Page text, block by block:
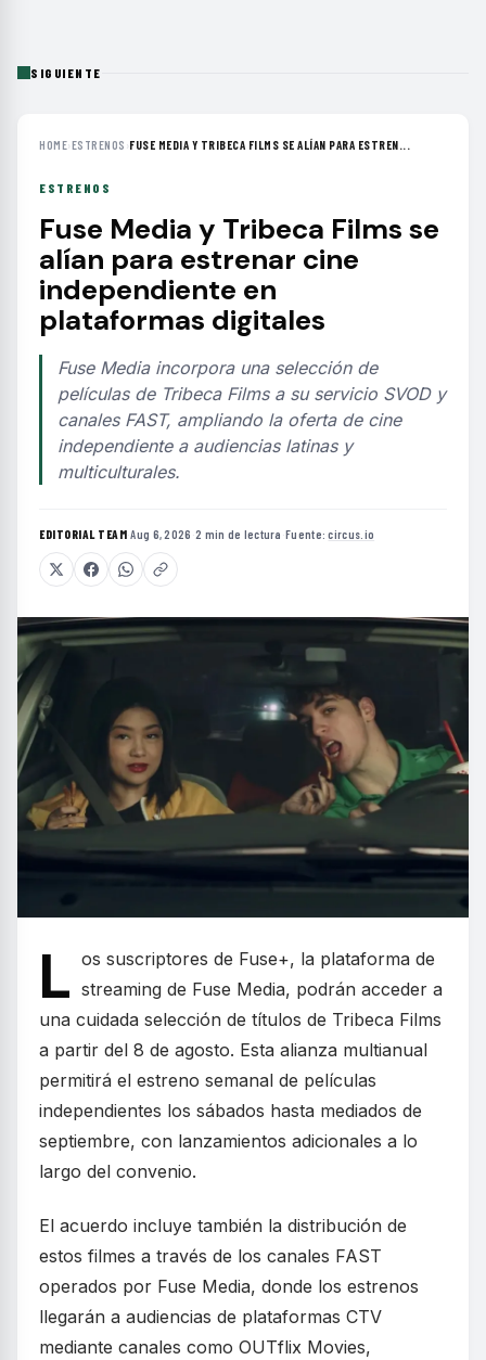
SIGUIENTE
HOME›ESTRENOS ›FUSE MEDIA Y TRIBECA FILMS SE ALÍAN PARA ESTREN...
ESTRENOS
Fuse Media y Tribeca Films se
alían para estrenar cine
independiente en
plataformas digitales
Fuse Media incorpora una selección de
películas de Tribeca Films a su servicio SVOD y
canales FAST, ampliando la oferta de cine
independiente a audiencias latinas y
multiculturales.
EDITORIAL TEAM·Aug 6, 2026 ·2 min de lectura ·Fuente:circus.io
L os suscriptores de Fuse+, la plataforma de
streaming de Fuse Media, podrán acceder a
una cuidada selección de títulos de Tribeca Films
a partir del 8 de agosto. Esta alianza multianual
permitirá el estreno semanal de películas
independientes los sábados hasta mediados de
septiembre, con lanzamientos adicionales a lo
largo del convenio.
El acuerdo incluye también la distribución de
estos filmes a través de los canales FAST
operados por Fuse Media, donde los estrenos
llegarán a audiencias de plataformas CTV
mediante canales como OUTflix Movies,